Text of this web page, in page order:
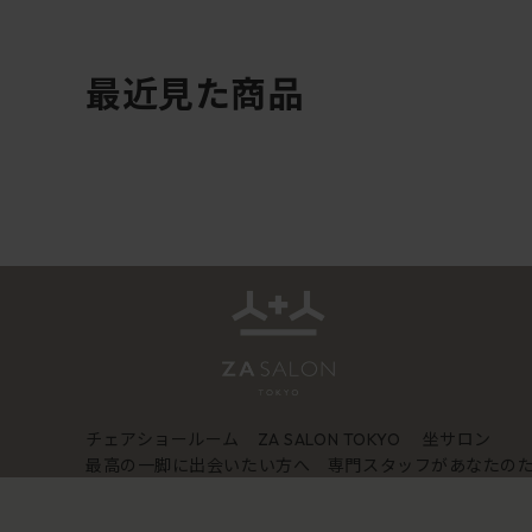
最近見た商品
チェアショールーム ZA SALON TOKYO
坐サロン
最高の一脚に出会いたい方へ 専門スタッフがあなたの